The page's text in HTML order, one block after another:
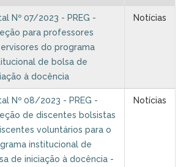
Exterior e Serviços
Desenvolvimento e Gestão
Inovações e Comunicações
Nº 07/2023 - PREG -
para professores
do programa
de bolsa de
à docência
Notícias
Nº 08/2023 - PREG -
de discentes bolsistas
voluntários para o
institucional de
de iniciação à docência -
Notícias